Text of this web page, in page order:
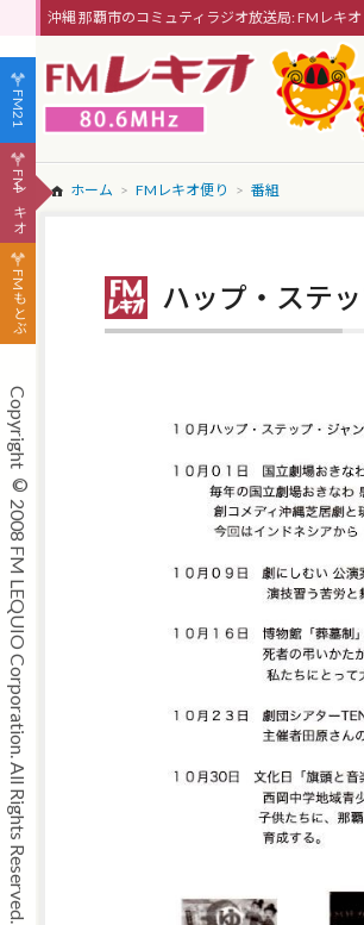
沖縄 那覇市のコミュティラジオ放送局: FMレキ
ホーム FMレキオ便り 番組
ハップ・ステ
FM21
FMレキオ
FMもとぶ
Copyright © 2008 FM LEQUIO Corporation. All Rights Reserved.